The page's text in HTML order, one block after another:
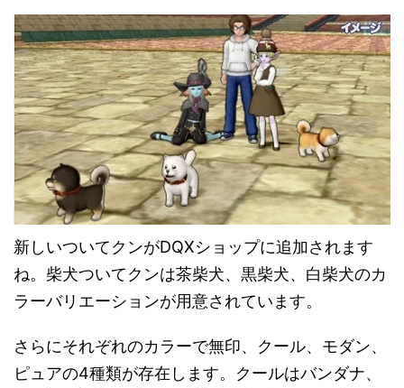
新しいついてクンがDQXショップに追加されます
ね。柴犬ついてクンは茶柴犬、黒柴犬、白柴犬のカ
ラーバリエーションが用意されています。
さらにそれぞれのカラーで無印、クール、モダン、
ピュアの4種類が存在します。クールはバンダナ、